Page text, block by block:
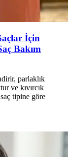
İçin
Bakım
parlaklık
ve kıvırcık
tipine göre